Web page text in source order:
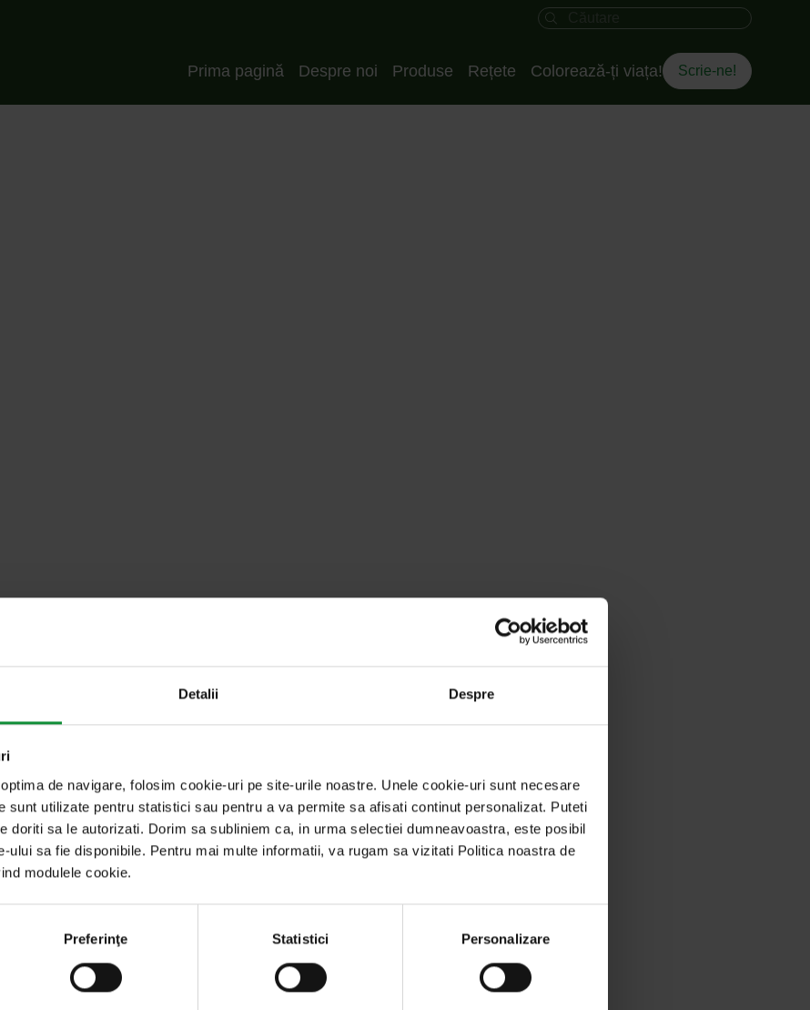
Detalii Despre
de navigare, folosim cookie-uri pe site-urile noastre. Unele cookie-uri sunt necesare
sunt utilizate pentru statistici sau pentru a va permite sa afisati continut personalizat. Puteti
doriti sa le autorizati. Dorim sa subliniem ca, in urma selectiei dumneavoastra, este posibil
ului sa fie disponibile. Pentru mai multe informatii, va rugam sa vizitati Politica noastra de
modulele cookie.
Preferinţe Statistici Personalizare
Câmpul de căutare
Header_RO
Prima pagină Despre noi Produse Rețete Colorează-ți viața! Scrie-ne!
gata de consum
Alteproduse